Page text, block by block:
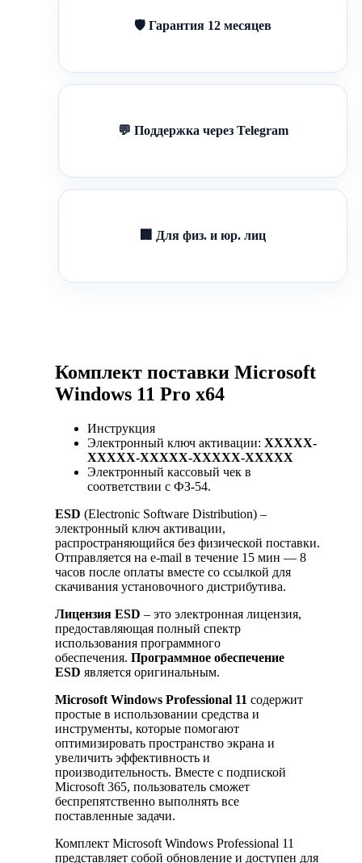
🛡 Гарантия 12 месяцев
💬 Поддержка через Telegram
🏢 Для физ. и юр. лиц
Комплект поставки Microsoft
Windows 11 Pro x64
Инструкция
Электронный ключ активации: XXXXX-
XXXXX-XXXXX-XXXXX-XXXXX
Электронный кассовый чек в
соответствии с ФЗ-54.
ESD (Electronic Software Distribution) –
электронный ключ активации,
распространяющийся без физической поставки.
Отправляется на e-mail в течение 15 мин — 8
часов после оплаты вместе со ссылкой для
скачивания установочного дистрибутива.
Лицензия ESD – это электронная лицензия,
предоставляющая полный спектр
использования программного
обеспечения. Программное обеспечение
ESD является оригинальным.
Microsoft Windows Professional 11 содержит
простые в использовании средства и
инструменты, которые помогают
оптимизировать пространство экрана и
увеличить эффективность и
производительность. Вместе с подпиской
Microsoft 365, пользователь сможет
беспрепятственно выполнять все
поставленные задачи.
Комплект Microsoft Windows Professional 11
представляет собой обновление и доступен для